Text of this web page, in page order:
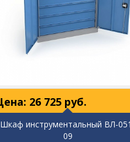
26 725 руб.
Шкаф инструментальный ВЛ-
09